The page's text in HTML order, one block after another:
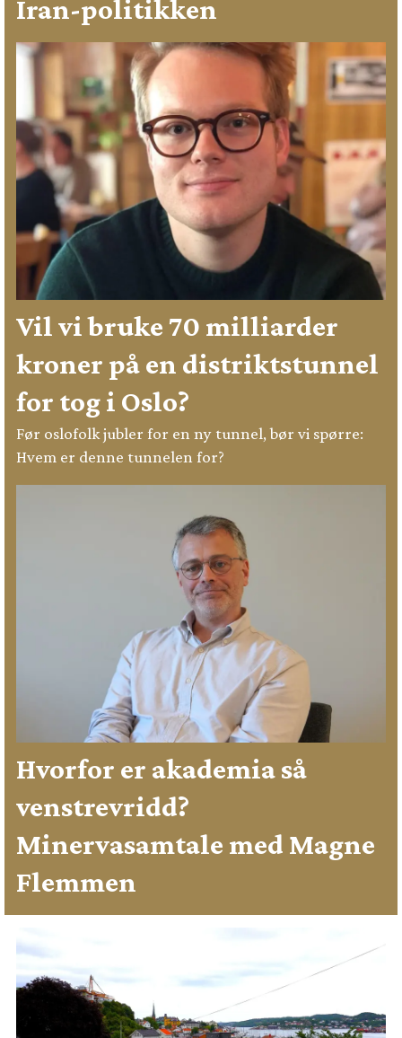
Iran-politikken
Vil vi bruke 70 milliarder
kroner på en distriktstunnel
for tog i Oslo?
Før oslofolk jubler for en ny tunnel, bør vi spørre:
Hvem er denne tunnelen for?
Hvorfor er akademia så
venstrevridd?
Minervasamtale med Magne
Flemmen